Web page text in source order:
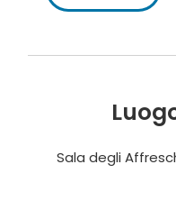
Sala degli